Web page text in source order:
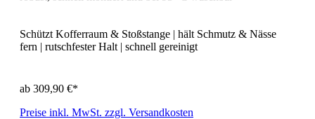
Schützt Kofferraum & Stoßstange | hält Schmutz & Nässe
fern | rutschfester Halt | schnell gereinigt
ab 309,90 €*
Preise inkl. MwSt. zzgl. Versandkosten